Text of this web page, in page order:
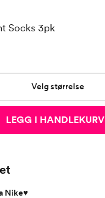
Socks 3pk
Velg størrelse
LEGG I HANDLEKURV
Nike♥